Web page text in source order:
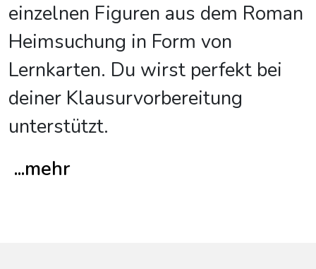
einzelnen Figuren aus dem Roman
Heimsuchung in Form von
Lernkarten. Du wirst perfekt bei
deiner Klausurvorbereitung
unterstützt.
...mehr